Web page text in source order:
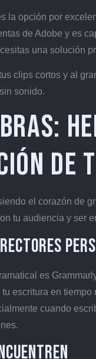
la opción por
de Adobe y es
una solución
clips cortos y al
sonido.
de
el corazón de
tu audiencia y ser
es
escritura en
cuando